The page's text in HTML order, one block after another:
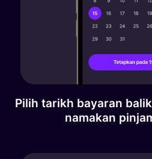
Pilih tarikh bayaran
namakan